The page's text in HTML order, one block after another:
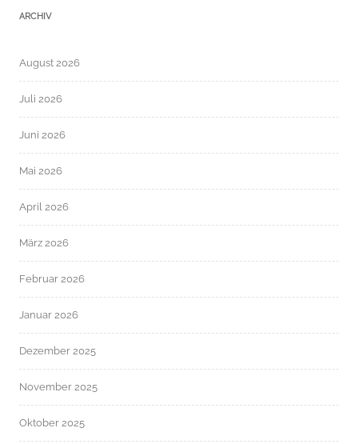
ARCHIV
August 2026
Juli 2026
Juni 2026
Mai 2026
April 2026
März 2026
Februar 2026
Januar 2026
Dezember 2025
November 2025
Oktober 2025